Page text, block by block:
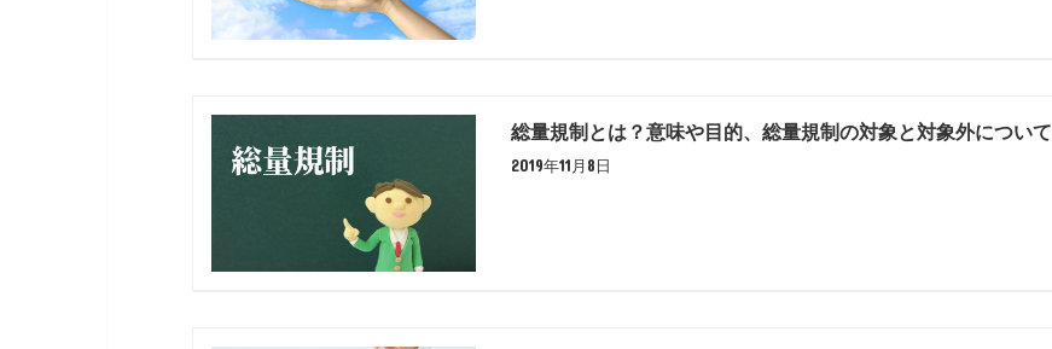
総量規制とは？意味や目的、総量規制の対象と対象外について
2019年11月8日